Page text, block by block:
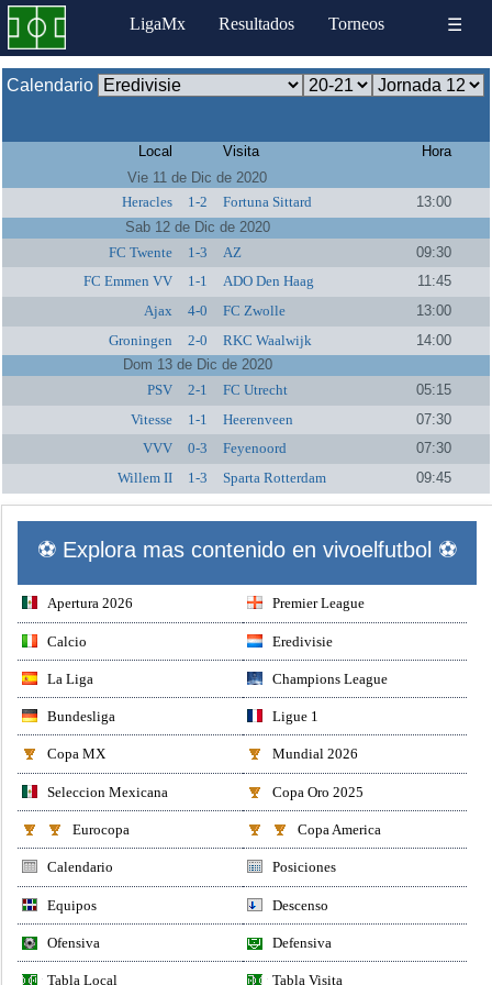
LigaMx Resultados Torneos ☰
Calendario
Local Visita
Hora
Vie 11 de Dic de 2020
Heracles
1-2 Fortuna Sittard
13:00
Sab 12 de Dic de 2020
FC Twente
1-3 AZ
09:30
FC Emmen VV
1-1 ADO Den Haag
11:45
Ajax
4-0 FC Zwolle
13:00
Groningen
2-0 RKC Waalwijk
14:00
Dom 13 de Dic de 2020
PSV
2-1 FC Utrecht
05:15
Vitesse
1-1 Heerenveen
07:30
VVV
0-3 Feyenoord
07:30
Willem II
1-3 Sparta Rotterdam 09:45
⚽ Explora mas contenido en vivoelfutbol ⚽
Apertura 2026 Premier League
Calcio Eredivisie
La Liga Champions League
Bundesliga Ligue 1
Copa MX Mundial 2026
Seleccion Mexicana Copa Oro 2025
Eurocopa Copa America
Calendario Posiciones
Equipos Descenso
Ofensiva Defensiva
Tabla Local Tabla Visita